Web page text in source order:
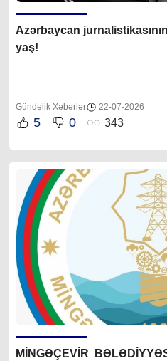
Azərbaycan
yaş!
Gündəlik Xəbərlər 22-07-2026
5 0 343
MİNGƏÇEVİR